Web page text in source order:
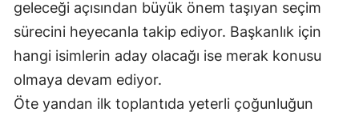
geleceği açısından büyük önem taşıyan seçim
sürecini heyecanla takip ediyor. Başkanlık için
hangi isimlerin aday olacağı ise merak konusu
olmaya devam ediyor.
Öte yandan ilk toplantıda yeterli çoğunluğun